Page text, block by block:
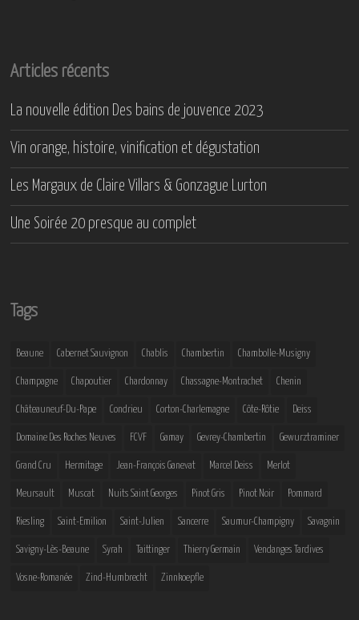
Articles récents
La nouvelle édition Des bains de jouvence 2023
Vin orange, histoire, vinification et dégustation
Les Margaux de Claire Villars & Gonzague Lurton
Une Soirée 20 presque au complet
Tags
Beaune Cabernet Sauvignon Chablis Chambertin Chambolle-Musigny
Champagne Chapoutier Chardonnay Chassagne-Montrachet Chenin
Châteauneuf-Du-Pape Condrieu Corton-Charlemagne Côte-Rôtie Deiss
Domaine Des Roches Neuves FCVF Gamay Gevrey-Chambertin Gewurztraminer
Grand Cru Hermitage Jean-François Ganevat Marcel Deiss Merlot
Meursault Muscat Nuits Saint Georges Pinot Gris Pinot Noir Pommard
Riesling Saint-Emilion Saint-Julien Sancerre Saumur-Champigny Savagnin
Savigny-Lès-Beaune Syrah Taittinger Thierry Germain Vendanges Tardives
Vosne-Romanée Zind-Humbrecht Zinnkoepfle